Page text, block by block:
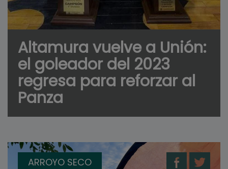
Altamura vuelve a Unión:
el goleador del 2023
regresa para reforzar al
Panza
ARROYO SECO